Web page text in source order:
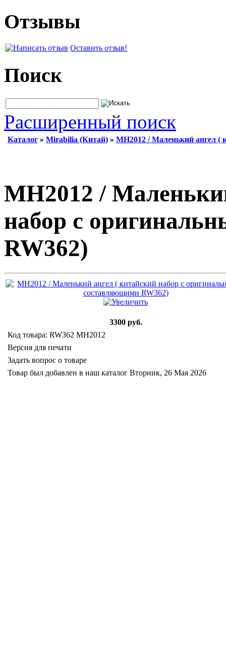
Отзывы
Оставить отзыв!
Поиск
Расширенный поиск
Каталог » Mirabilia (Китай) » MH2012 / Маленький ангел (
MH2012 /
набор с
RW362)
3300 руб.
Код товара: RW362 MH2012
Версия для печати
Задать вопрос о товаре
Товар был добавлен в наш каталог Вторник, 26 Мая 2026